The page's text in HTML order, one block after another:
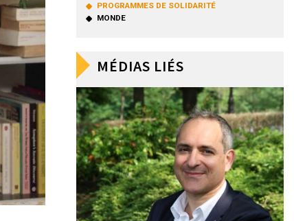
PROGRAMMES DE SOLIDARITÉ
MONDE
MÉDIAS LIÉS